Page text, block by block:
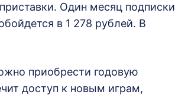
Один месяц подписки
в 1 278 рублей. В
приобрести годовую
доступ к новым играм,